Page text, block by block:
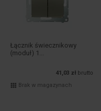
Łącznik świecznikowy
(moduł) 1...
41,03 zł
brutto
Brak w magazynach